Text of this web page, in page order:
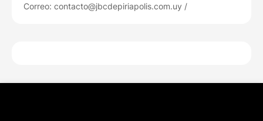
Correo: contacto@jbcdepiriapolis.com.uy /